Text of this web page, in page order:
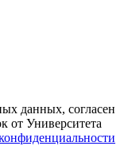
данных, согласен
от Университета